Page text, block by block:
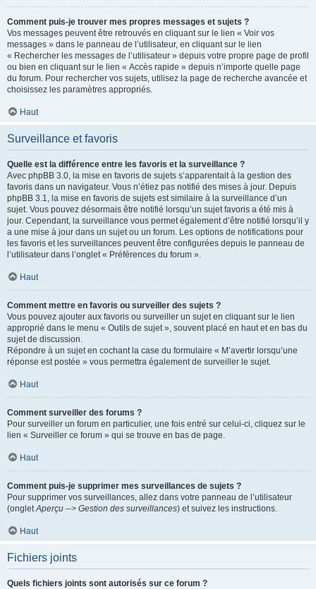
Comment puis-je trouver mes propres messages et sujets ?
Vos messages peuvent être retrouvés en cliquant sur le lien « Voir vos
messages » dans le panneau de l’utilisateur, en cliquant sur le lien
« Rechercher les messages de l’utilisateur » depuis votre propre page de profil
ou bien en cliquant sur le lien « Accès rapide » depuis n’importe quelle page
du forum. Pour rechercher vos sujets, utilisez la page de recherche avancée et
choisissez les paramètres appropriés.
Haut
Surveillance et favoris
Quelle est la différence entre les favoris et la surveillance ?
Avec phpBB 3.0, la mise en favoris de sujets s’apparentait à la gestion des
favoris dans un navigateur. Vous n’étiez pas notifié des mises à jour. Depuis
phpBB 3.1, la mise en favoris de sujets est similaire à la surveillance d’un
sujet. Vous pouvez désormais être notifié lorsqu’un sujet favoris a été mis à
jour. Cependant, la surveillance vous permet également d’être notifié lorsqu’il y
a une mise à jour dans un sujet ou un forum. Les options de notifications pour
les favoris et les surveillances peuvent être configurées depuis le panneau de
l’utilisateur dans l’onglet « Préférences du forum ».
Haut
Comment mettre en favoris ou surveiller des sujets ?
Vous pouvez ajouter aux favoris ou surveiller un sujet en cliquant sur le lien
approprié dans le menu « Outils de sujet », souvent placé en haut et en bas du
sujet de discussion.
Répondre à un sujet en cochant la case du formulaire « M’avertir lorsqu’une
réponse est postée » vous permettra également de surveiller le sujet.
Haut
Comment surveiller des forums ?
Pour surveiller un forum en particulier, une fois entré sur celui-ci, cliquez sur le
lien « Surveiller ce forum » qui se trouve en bas de page.
Haut
Comment puis-je supprimer mes surveillances de sujets ?
Pour supprimer vos surveillances, allez dans votre panneau de l’utilisateur
(ongletAperçu --> Gestion des surveillances) et suivez les instructions.
Haut
Fichiers joints
Quels fichiers joints sont autorisés sur ce forum ?